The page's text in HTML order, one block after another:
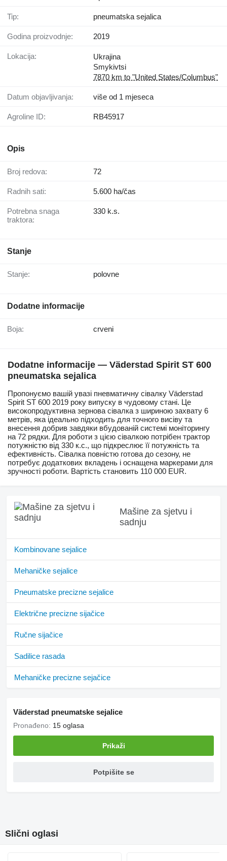
Tip: pneumatska sejalica
Godina proizvodnje: 2019
Lokacija:
Ukrajina
Smykivtsi
7870 km to "United States/Columbus"
Datum objavljivanja: više od 1 mjeseca
Agroline ID: RB45917
Opis
Broj redova: 72
Radnih sati: 5.600 ha/čas
Potrebna snaga
traktora:
330 k.s.
Stanje
Stanje: polovne
Dodatne informacije
Boja: crveni
Dodatne informacije — Väderstad Spirit ST 600
pneumatska sejalica
Пропонуємо вашій увазі пневматичну сівалку Väderstad
Spirit ST 600 2019 року випуску в чудовому стані. Це
високопродуктивна зернова сівалка з шириною захвату 6
метрів, яка ідеально підходить для точного висіву та
внесення добрив завдяки вбудованій системі моніторингу
на 72 рядки. Для роботи з цією сівалкою потрібен трактор
потужністю від 330 к.с., що підкреслює її потужність та
ефективність. Сівалка повністю готова до сезону, не
потребує додаткових вкладень і оснащена маркерами для
зручності роботи. Вартість становить 110 000 EUR.
Mašine za sjetvu i
sadnju
Kombinovane sejalice
Mehaničke sejalice
Pneumatske precizne sejalice
Električne precizne sijačice
Ručne sijačice
Sadilice rasada
Mehaničke precizne sejačice
Väderstad pneumatske sejalice
Pronađeno: 15 oglasa
Prikaži
Potpišite se
Slični oglasi